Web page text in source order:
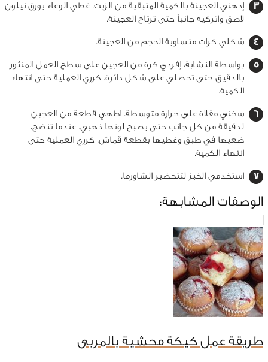
إدهني العجينة بالكمية المتبقية من الزيت. غطي الوعاء بورق نيلون
لاصق واتركيه جانباً حتى ترتاح العجينة.
شكلي كرات متساوية الحجم من العجينة.
بواسطة النشابة، إفردي كرة من العجين على سطح العمل المنثور
بالدقيق حتى تحصلي على شكل دائرة. كرري العملية حتى انتهاء
الكمية.
سخني مقلاة على حرارة متوسطة. اطهي قطعة من العجين
لدقيقة من كل جانب حتى يصبح لونها ذهبي. عندما تنضج،
ضعيها في طبق وغطيها بقطعة قماش. كرري العملية حتى
انتهاء الكمية.
استخدمي الخبز لتتحضير الشاورما.
الوصفات المشابهة:
طريقة عمل كيكة محشية بالمربى